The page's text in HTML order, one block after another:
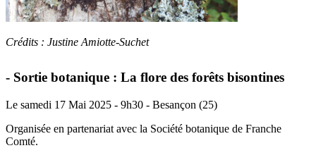
Crédits : Justine Amiotte-Suchet
- Sortie botanique : La flore des forêts bisontines
Le samedi 17 Mai 2025 - 9h30 - Besançon (25)
Organisée en partenariat avec la Société botanique de Franche
Comté.